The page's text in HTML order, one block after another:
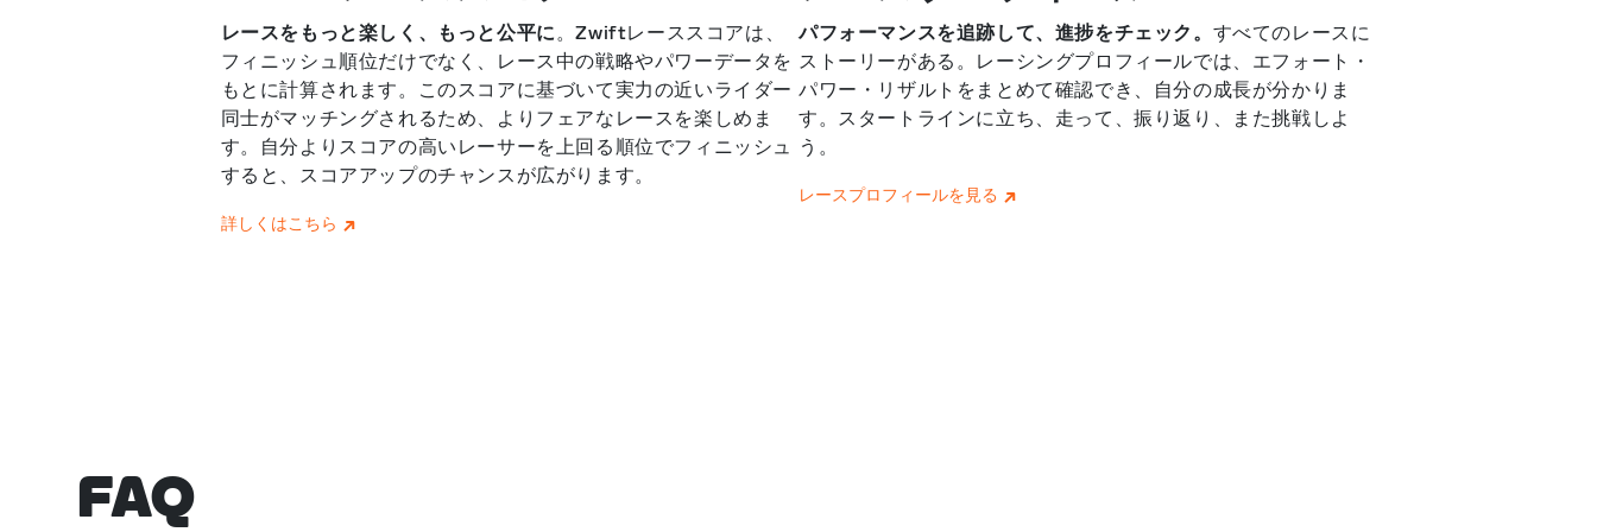
レースをもっと楽しく、もっと公平に。Zwiftレーススコアは、
フィニッシュ順位だけでなく、レース中の戦略やパワーデータを
もとに計算されます。このスコアに基づいて実力の近いライダー
同士がマッチングされるため、よりフェアなレースを楽しめま
す。自分よりスコアの高いレーサーを上回る順位でフィニッシュ
すると、スコアアップのチャンスが広がります。
詳しくはこちら
パフォーマンスを追跡して、進捗をチェック。 すべてのレースに
ストーリーがある。レーシングプロフィールでは、エフォート・
パワー・リザルトをまとめて確認でき、自分の成長が分かりま
す。スタートラインに立ち、走って、振り返り、また挑戦しよ
う。
レースプロフィールを見る
FAQ